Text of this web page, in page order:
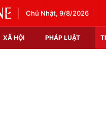
Chủ Nhật, 9/8/2026
XÃ HỘI PHÁP LUẬT